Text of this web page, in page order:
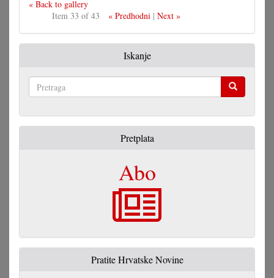
« Back to gallery
Item 33 of 43
« Predhodni| Next »
Iskanje
Pretplata
Abo
Pratite Hrvatske Novine